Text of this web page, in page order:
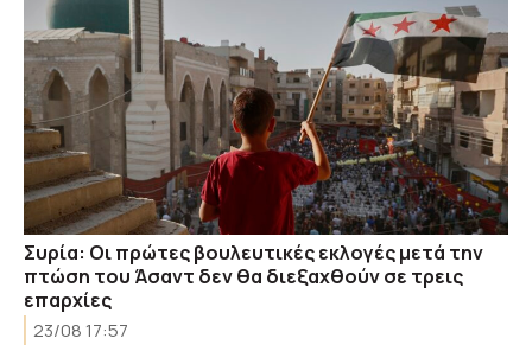
Συρία: Οι πρώτες βουλευτικές εκλογές μετά την
πτώση του Άσαντ δεν θα διεξαχθούν σε τρεις
επαρχίες
23/08 17:57